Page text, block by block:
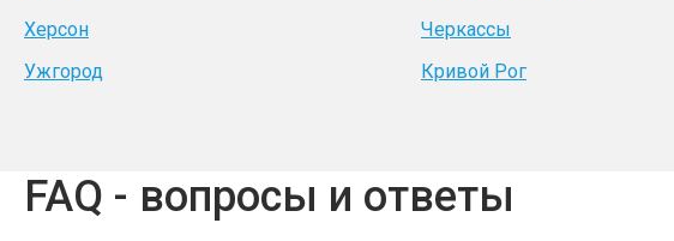
Херсон
Черкассы
Ужгород
Кривой Рог
FAQ - вопросы и ответы